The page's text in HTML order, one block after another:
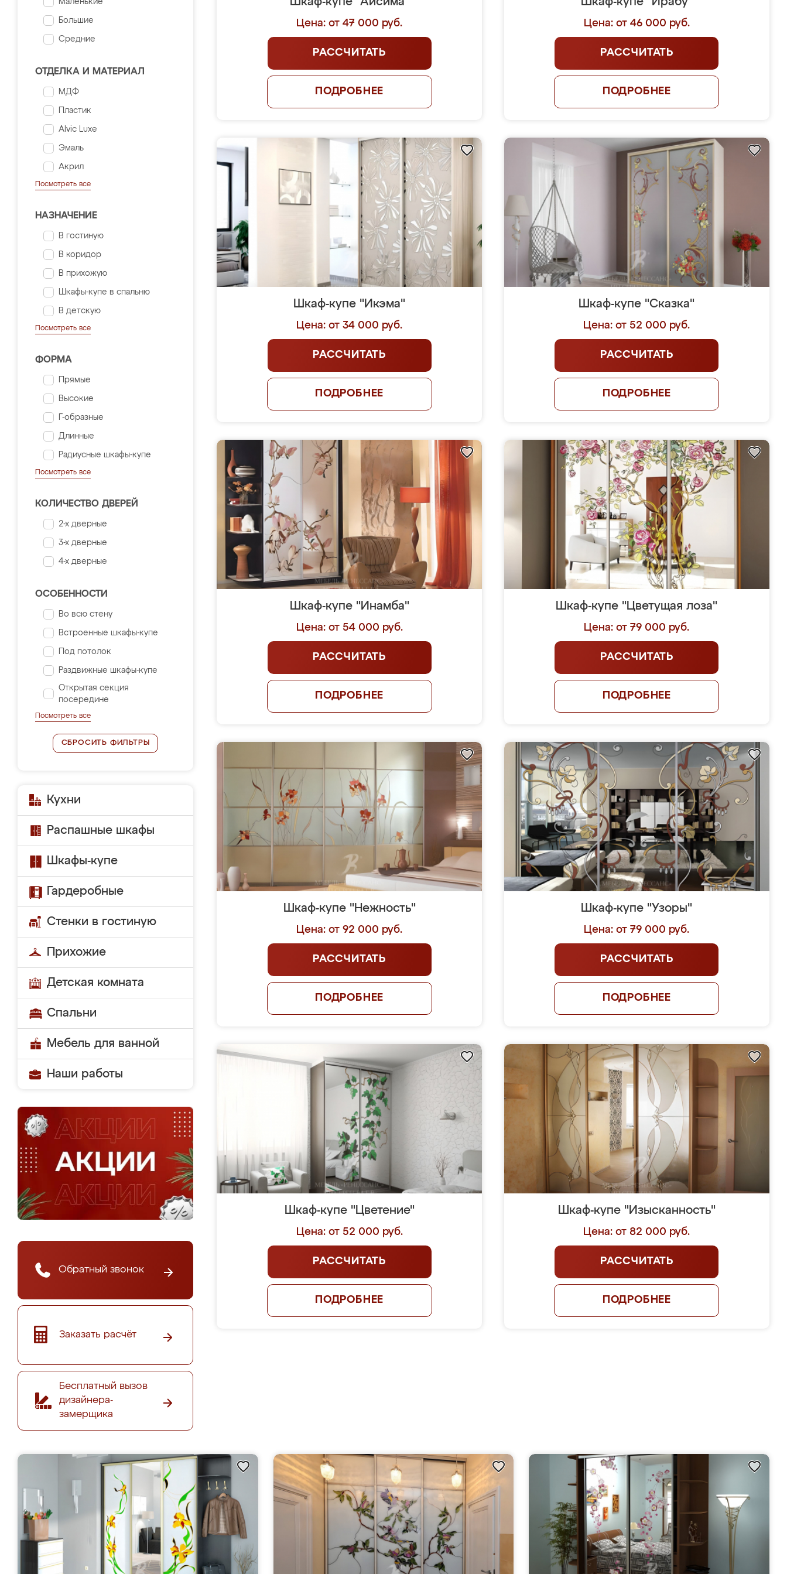
Маленькие
Большие
Средние
ОТДЕЛКА И МАТЕРИАЛ
МДФ
Пластик
Alvic Luxe
Эмаль
Акрил
Посмотреть все
НАЗНАЧЕНИЕ
В гостиную
В коридор
В прихожую
Шкафы-купе в спальню
В детскую
Посмотреть все
ФОРМА
Прямые
Высокие
Г-образные
Длинные
Радиусные шкафы-купе
Посмотреть все
КОЛИЧЕСТВО ДВЕРЕЙ
2-х дверные
3-х дверные
4-х дверные
ОСОБЕННОСТИ
Во всю стену
Встроенные шкафы-купе
Под потолок
Раздвижные шкафы-купе
Открытая секция
посередине
Посмотреть все
СБРОСИТЬ ФИЛЬТРЫ
Кухни
Распашные шкафы
Шкафы-купе
Гардеробные
Стенки в гостиную
Прихожие
Детская комната
Спальни
Мебель для ванной
Наши работы
Обратный звонок
Заказать расчёт
Бесплатный вызов
дизайнера-
замерщика
Цена: от 47 000 руб.
РАССЧИТАТЬ
ПОДРОБНЕЕ
Цена: от 46 000 руб.
РАССЧИТАТЬ
ПОДРОБНЕЕ
Шкаф-купе "Икэма"
Цена: от 34 000 руб.
РАССЧИТАТЬ
ПОДРОБНЕЕ
Шкаф-купе "Сказка"
Цена: от 52 000 руб.
РАССЧИТАТЬ
ПОДРОБНЕЕ
Шкаф-купе "Инамба"
Цена: от 54 000 руб.
РАССЧИТАТЬ
ПОДРОБНЕЕ
Шкаф-купе "Цветущая лоза"
Цена: от 79 000 руб.
РАССЧИТАТЬ
ПОДРОБНЕЕ
Шкаф-купе "Нежность"
Цена: от 92 000 руб.
РАССЧИТАТЬ
ПОДРОБНЕЕ
Шкаф-купе "Узоры"
Цена: от 79 000 руб.
РАССЧИТАТЬ
ПОДРОБНЕЕ
Шкаф-купе "Цветение"
Цена: от 52 000 руб.
РАССЧИТАТЬ
ПОДРОБНЕЕ
Шкаф-купе "Изысканность"
Цена: от 82 000 руб.
РАССЧИТАТЬ
ПОДРОБНЕЕ